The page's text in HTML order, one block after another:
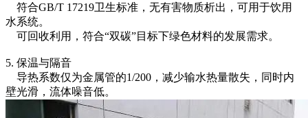
符合GB/T 17219卫生标准，无有害物质析出，可用于饮用
水系统。
可回收利用，符合“双碳”目标下绿色材料的发展需求。
5. 保温与隔音
导热系数仅为金属管的1/200，减少输水热量散失，同时内
壁光滑，流体噪音低。